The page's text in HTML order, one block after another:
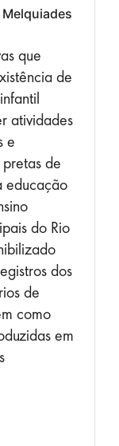
que
de
atividades
e
de
educação
do Rio
dos
de
como
em